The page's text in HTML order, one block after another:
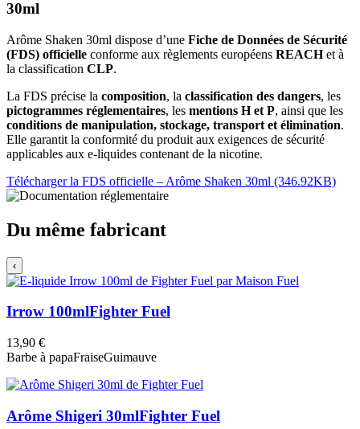
30ml
Arôme Shaken 30ml dispose d’une Fiche de Données de Sécurité
(FDS) officielle conforme aux règlements européens REACHet à
la classification CLP.
La FDS précise la composition, la classification des dangers, les
pictogrammes réglementaires, les mentions H et P, ainsi que les
conditions de manipulation, stockage, transport et élimination.
Elle garantit la conformité du produit aux exigences de sécurité
applicables aux e-liquides contenant de la nicotine.
Télécharger la FDS officielle – Arôme Shaken 30ml (346.92KB)
Du même fabricant
‹
Irrow 100mlFighter Fuel
13,90 €
Barbe à papaFraiseGuimauve
Arôme Shigeri 30mlFighter Fuel